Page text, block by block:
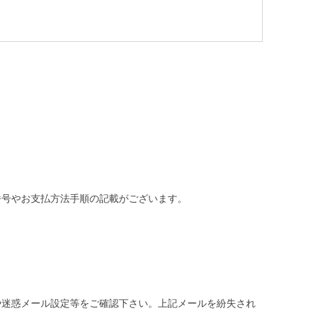
やお支払方法手順の記載がございます。
惑メール設定等をご確認下さい。 上記メールを紛失され